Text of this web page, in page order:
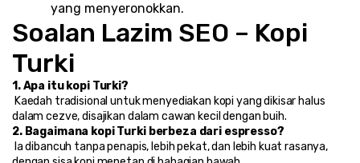
yang menyeronokkan.
Soalan Lazim SEO – Kopi
Turki
1. Apa itu kopi Turki?
dalam cezve, disajikan dalam cawan kecil dengan buih.
2. Bagaimana kopi Turki berbeza dari espresso?